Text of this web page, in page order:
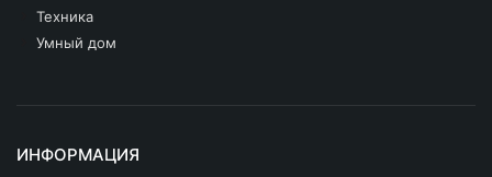
iPhone 11
iPhone XS
Техника
Умный дом
ИНФОРМАЦИЯ